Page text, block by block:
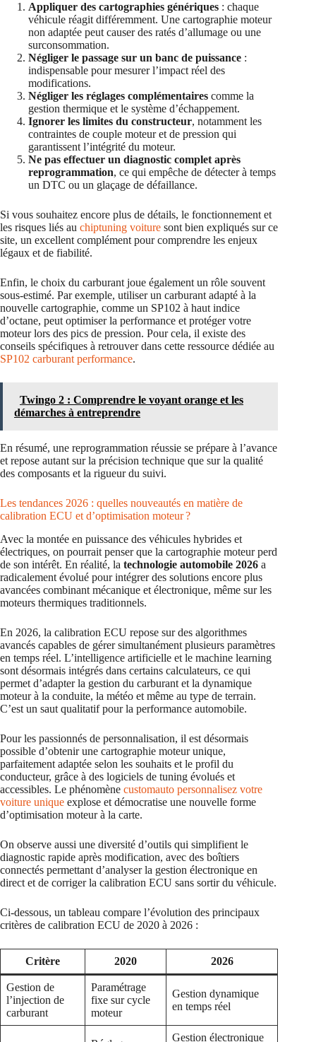
Appliquer des cartographies génériques : chaque
véhicule réagit différemment. Une cartographie moteur
non adaptée peut causer des ratés d’allumage ou une
surconsommation.
Négliger le passage sur un banc de puissance :
indispensable pour mesurer l’impact réel des
modifications.
Négliger les réglages complémentaires comme la
gestion thermique et le système d’échappement.
Ignorer les limites du constructeur, notamment les
contraintes de couple moteur et de pression qui
garantissent l’intégrité du moteur.
Ne pas effectuer un diagnostic complet après
reprogrammation, ce qui empêche de détecter à temps
un DTC ou un glaçage de défaillance.
Si vous souhaitez encore plus de détails, le fonctionnement et
les risques liés au chiptuning voiture sont bien expliqués sur ce
site, un excellent complément pour comprendre les enjeux
légaux et de fiabilité.
Enfin, le choix du carburant joue également un rôle souvent
sous-estimé. Par exemple, utiliser un carburant adapté à la
nouvelle cartographie, comme un SP102 à haut indice
d’octane, peut optimiser la performance et protéger votre
moteur lors des pics de pression. Pour cela, il existe des
conseils spécifiques à retrouver dans cette ressource dédiée au
SP102 carburant performance.
Twingo 2 : Comprendre le voyant orange et les
démarches à entreprendre
En résumé, une reprogrammation réussie se prépare à l’avance
et repose autant sur la précision technique que sur la qualité
des composants et la rigueur du suivi.
Les tendances 2026 : quelles nouveautés en matière de
calibration ECU et d’optimisation moteur ?
Avec la montée en puissance des véhicules hybrides et
électriques, on pourrait penser que la cartographie moteur perd
de son intérêt. En réalité, la technologie automobile 2026 a
radicalement évolué pour intégrer des solutions encore plus
avancées combinant mécanique et électronique, même sur les
moteurs thermiques traditionnels.
En 2026, la calibration ECU repose sur des algorithmes
avancés capables de gérer simultanément plusieurs paramètres
en temps réel. L’intelligence artificielle et le machine learning
sont désormais intégrés dans certains calculateurs, ce qui
permet d’adapter la gestion du carburant et la dynamique
moteur à la conduite, la météo et même au type de terrain.
C’est un saut qualitatif pour la performance automobile.
Pour les passionnés de personnalisation, il est désormais
possible d’obtenir une cartographie moteur unique,
parfaitement adaptée selon les souhaits et le profil du
conducteur, grâce à des logiciels de tuning évolués et
accessibles. Le phénomène customauto personnalisez votre
voiture unique explose et démocratise une nouvelle forme
d’optimisation moteur à la carte.
On observe aussi une diversité d’outils qui simplifient le
diagnostic rapide après modification, avec des boîtiers
connectés permettant d’analyser la gestion électronique en
direct et de corriger la calibration ECU sans sortir du véhicule.
Ci-dessous, un tableau compare l’évolution des principaux
critères de calibration ECU de 2020 à 2026 :
Critère 2020 2026
Gestion de
l’injection de
carburant
Paramétrage
fixe sur cycle
moteur
Gestion dynamique
en temps réel
Gestion électronique